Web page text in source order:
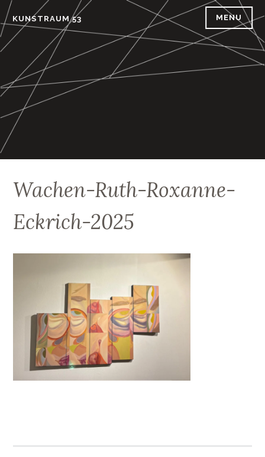
Skip
to
content
KUNSTRAUM 53 MENU
Wachen-Ruth-Roxanne-
Eckrich-2025